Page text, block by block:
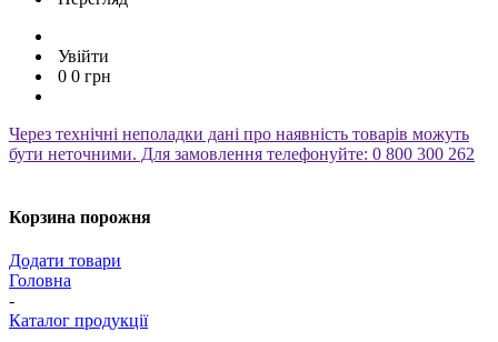
Увійти
0 0 грн
Через технічні неполадки дані про наявність товарів можуть
бути неточними. Для замовлення телефонуйте: 0 800 300 262
Корзина порожня
Додати товари
Головна
-
Каталог продукції